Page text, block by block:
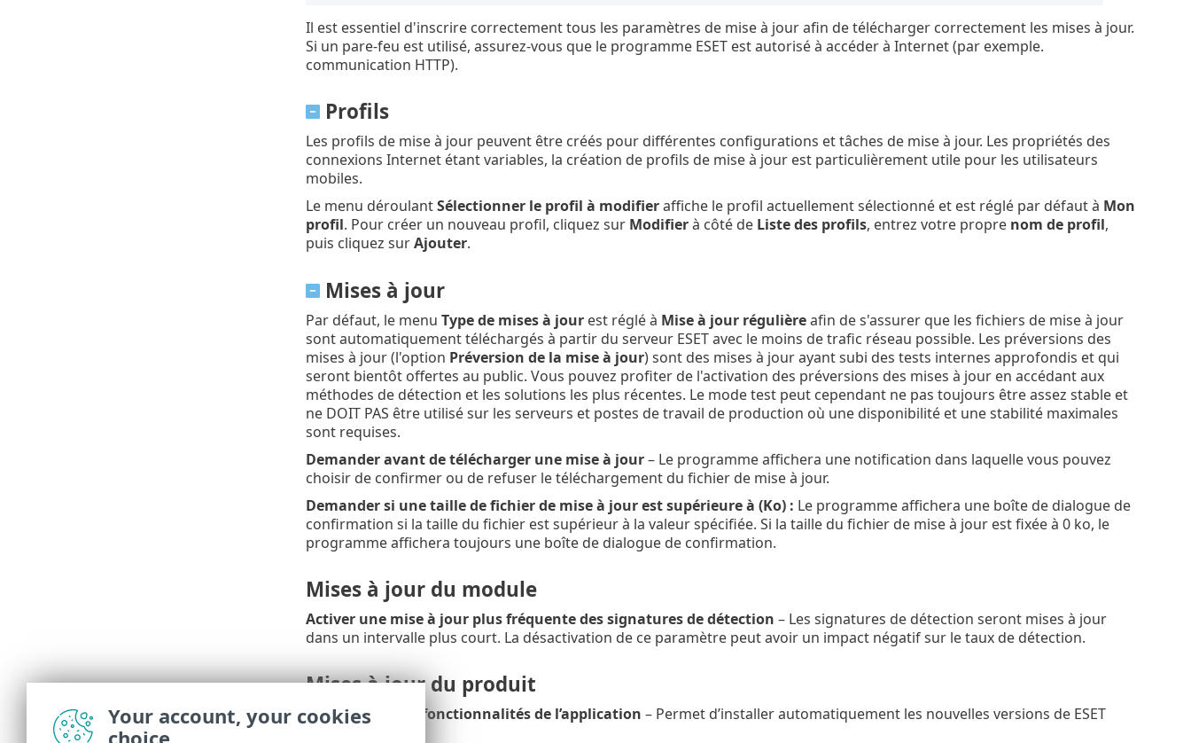
Il est essentiel d'inscrire correctement tous les paramètres de mise à jour afin de télécharger correctement les mises à jour.
Si un pare-feu est utilisé, assurez-vous que le programme ESET est autorisé à accéder à Internet (par exemple.
communication HTTP).
Profils
Les profils de mise à jour peuvent être créés pour différentes configurations et tâches de mise à jour. Les propriétés des
connexions Internet étant variables, la création de profils de mise à jour est particulièrement utile pour les utilisateurs
mobiles.
Le menu déroulantSélectionner le profil à modifieraffiche le profil actuellement sélectionné et est réglé par défaut à Mon
profil. Pour créer un nouveau profil, cliquez sur Modifierà côté de Liste des profils, entrez votre propre nom de profil,
puis cliquez surAjouter.
Mises à jour
Par défaut, le menu Type de mises à jourest réglé à Mise à jour régulièreafin de s'assurer que les fichiers de mise à jour
sont automatiquement téléchargés à partir du serveur ESET avec le moins de trafic réseau possible. Les préversions des
mises à jour (l'option Préversion de la mise à jour) sont des mises à jour ayant subi des tests internes approfondis et qui
seront bientôt offertes au public. Vous pouvez profiter de l'activation des préversions des mises à jour en accédant aux
méthodes de détection et les solutions les plus récentes. Le mode test peut cependant ne pas toujours être assez stable et
ne DOIT PAS être utilisé sur les serveurs et postes de travail de production où une disponibilité et une stabilité maximales
sont requises.
Demander avant de télécharger une mise à jour– Le programme affichera une notification dans laquelle vous pouvez
choisir de confirmer ou de refuser le téléchargement du fichier de mise à jour.
Demander si une taille de fichier de mise à jour est supérieure à (Ko) : Le programme affichera une boîte de dialogue de
confirmation si la taille du fichier est supérieur à la valeur spécifiée. Si la taille du fichier de mise à jour est fixée à 0 ko, le
programme affichera toujours une boîte de dialogue de confirmation.
Mises à jour du module
Activer une mise à jour plus fréquente des signatures de détection – Les signatures de détection seront mises à jour
dans un intervalle plus court. La désactivation de ce paramètre peut avoir un impact négatif sur le taux de détection.
Mises à jour du produit
Mises à jour des fonctionnalités de l’application – Permet d’installer automatiquement les nouvelles versions de ESET
Your account, your cookies
choice